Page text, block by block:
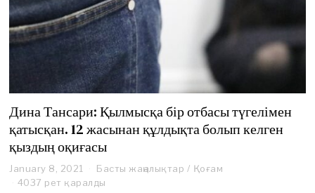
Дина Тансари: Қылмысқа бір отбасы түгелімен
қатысқан. 12 жасынан құлдықта болып келген
қыздың оқиғасы
January 8, 2021
a
Басты жаңалықтар / Қоғам
4037 рет қаралды